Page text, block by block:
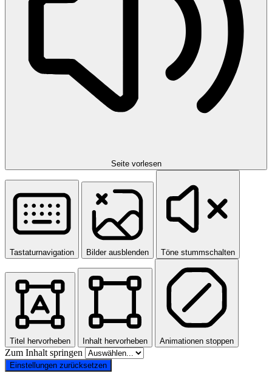
Seite vorlesen
Tastaturnavigation Bilder ausblenden Töne stummschalten
Titel hervorheben Inhalt hervorheben Animationen stoppen
Zum Inhalt springen
Einstellungen zurücksetzen